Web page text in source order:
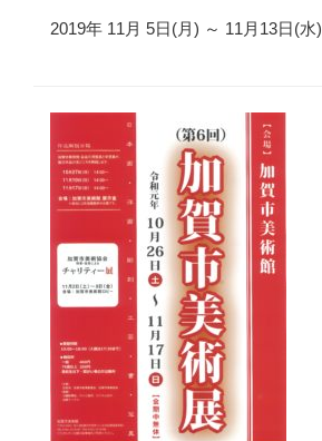
2019年 11月 5日(月) ～ 11月13日(水)